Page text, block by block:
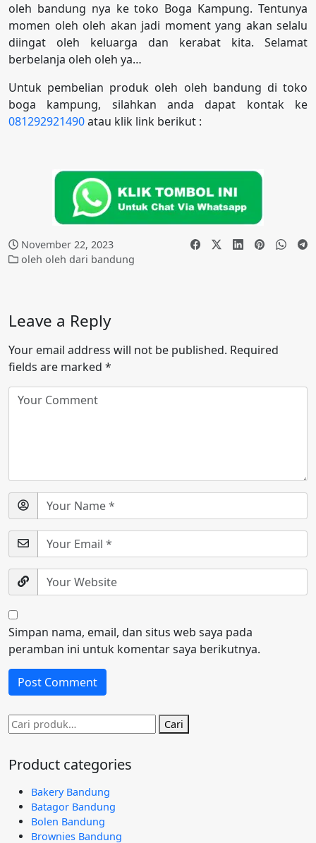
oleh bandung nya ke toko Boga Kampung. Tentunya
momen oleh oleh akan jadi moment yang akan selalu
diingat oleh keluarga dan kerabat kita. Selamat
berbelanja oleh oleh ya…
Untuk pembelian produk oleh oleh bandung di toko
boga kampung, silahkan anda dapat kontak ke
081292921490atau klik link berikut :
November 22, 2023
oleh oleh dari bandung
Leave a Reply
Your email address will not be published. Required
fields are marked *
Simpan nama, email, dan situs web saya pada
peramban ini untuk komentar saya berikutnya.
Pencarian
untuk:
Cari
Product categories
Bakery Bandung
Batagor Bandung
Bolen Bandung
Brownies Bandung